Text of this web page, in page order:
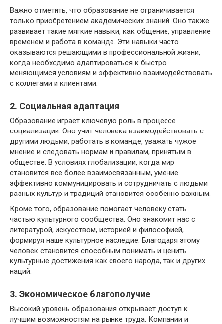
Важно отметить, что образование не ограничивается
только приобретением академических знаний. Оно также
развивает такие мягкие навыки, как общение, управление
временем и работа в команде. Эти навыки часто
оказываются решающими в профессиональной жизни,
когда необходимо адаптироваться к быстро
меняющимся условиям и эффективно взаимодействовать
с коллегами и клиентами.
2. Социальная адаптация
Образование играет ключевую роль в процессе
социализации. Оно учит человека взаимодействовать с
другими людьми, работать в команде, уважать чужое
мнение и следовать нормам и правилам, принятым в
обществе. В условиях глобализации, когда мир
становится все более взаимосвязанным, умение
эффективно коммуницировать и сотрудничать с людьми
разных культур и традиций становится особенно важным.
Кроме того, образование помогает человеку стать
частью культурного сообщества. Оно знакомит нас с
литературой, искусством, историей и философией,
формируя наше культурное наследие. Благодаря этому
человек становится способным понимать и ценить
культурные достижения как своего народа, так и других
наций.
3. Экономическое благополучие
Высокий уровень образования открывает доступ к
лучшим возможностям на рынке труда. Компании и